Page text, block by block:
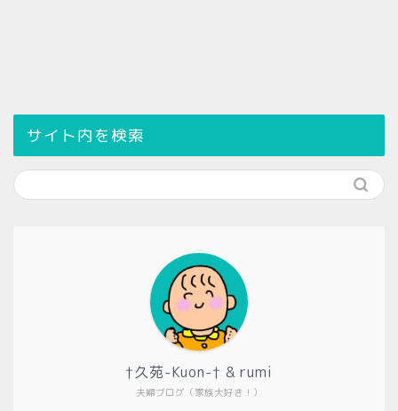
サイト内を検索
夫婦ブログ（家族大好き！）
†久苑-Kuon-† & rumi